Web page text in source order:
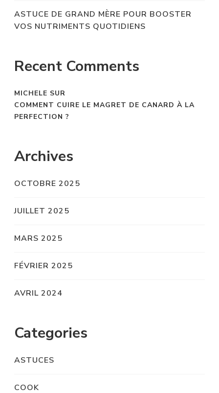
ASTUCE DE GRAND MÈRE POUR BOOSTER
VOS NUTRIMENTS QUOTIDIENS
Recent Comments
MICHELE SUR
COMMENT CUIRE LE MAGRET DE CANARD À LA
PERFECTION ?
Archives
OCTOBRE 2025
JUILLET 2025
MARS 2025
FÉVRIER 2025
AVRIL 2024
Categories
ASTUCES
COOK